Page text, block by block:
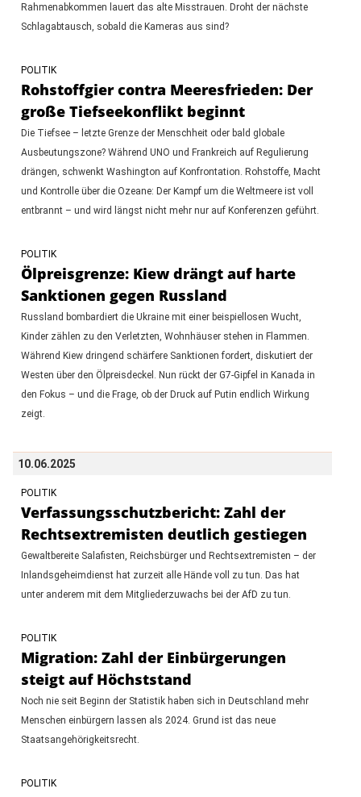
Rahmenabkommen lauert das alte Misstrauen. Droht der nächste
Schlagabtausch, sobald die Kameras aus sind?
POLITIK
Rohstoffgier contra Meeresfrieden: Der
große Tiefseekonflikt beginnt
Die Tiefsee – letzte Grenze der Menschheit oder bald globale
Ausbeutungszone? Während UNO und Frankreich auf Regulierung
drängen, schwenkt Washington auf Konfrontation. Rohstoffe, Macht
und Kontrolle über die Ozeane: Der Kampf um die Weltmeere ist voll
entbrannt – und wird längst nicht mehr nur auf Konferenzen geführt.
POLITIK
Ölpreisgrenze: Kiew drängt auf harte
Sanktionen gegen Russland
Russland bombardiert die Ukraine mit einer beispiellosen Wucht,
Kinder zählen zu den Verletzten, Wohnhäuser stehen in Flammen.
Während Kiew dringend schärfere Sanktionen fordert, diskutiert der
Westen über den Ölpreisdeckel. Nun rückt der G7-Gipfel in Kanada in
den Fokus – und die Frage, ob der Druck auf Putin endlich Wirkung
zeigt.
10.06.2025
POLITIK
Verfassungsschutzbericht: Zahl der
Rechtsextremisten deutlich gestiegen
Gewaltbereite Salafisten, Reichsbürger und Rechtsextremisten – der
Inlandsgeheimdienst hat zurzeit alle Hände voll zu tun. Das hat
unter anderem mit dem Mitgliederzuwachs bei der AfD zu tun.
POLITIK
Migration: Zahl der Einbürgerungen
steigt auf Höchststand
Noch nie seit Beginn der Statistik haben sich in Deutschland mehr
Menschen einbürgern lassen als 2024. Grund ist das neue
Staatsangehörigkeitsrecht.
POLITIK